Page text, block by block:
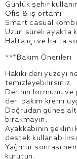
Günlük şehir
Ofis & iş ortamı
Smart casual
Uzun süreli ayakta
Hafta içi ve hafta
***Bakım Önerileri
Hakiki deri yüzeyi
temizleyebilirsiniz.
Derinin formunu ve
deri bakım kremi
Doğrudan güneş
bırakmayın.
Ayakkabının şeklini
destek
Yağmur sonrası
kurutun.